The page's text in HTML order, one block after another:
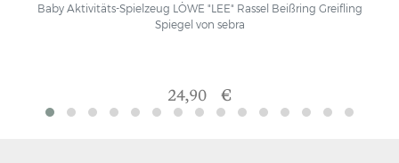
Baby Aktivitäts-Spielzeug LÖWE "LEE" Rassel Beißring Greifling
Spiegel von sebra
24,90 €